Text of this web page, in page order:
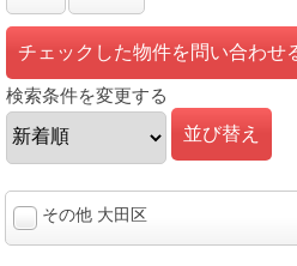
検索条件を変更する
その他 大田区